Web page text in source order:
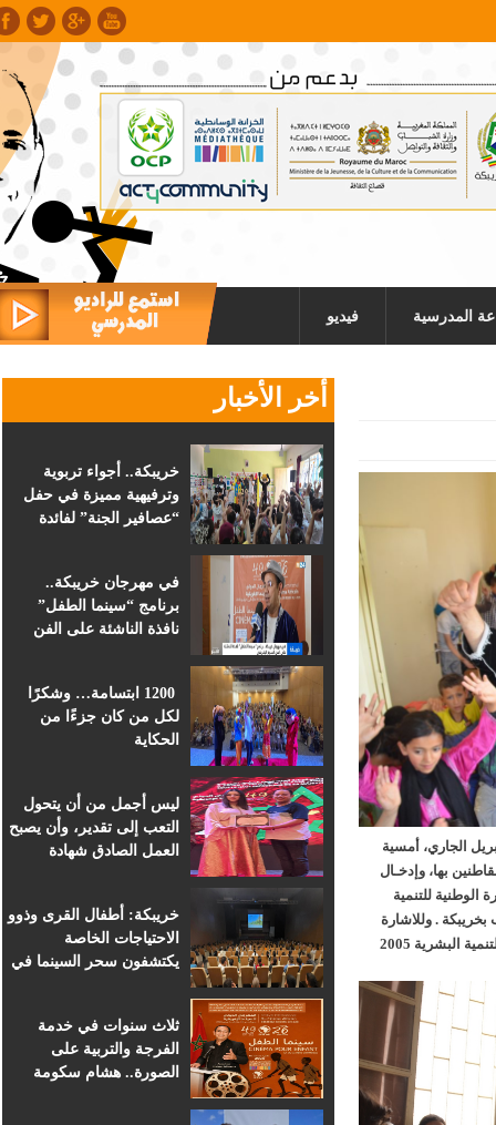
المدرسية فيديو
أخر الأخبار
خريبكة.. أجواء تربوية
وترفيهية مميزة في حفل
“عصافير الجنة” لفائدة
في مهرجان خريبكة..
برنامج “سينما الطفل”
نافذة الناشئة على الفن
1200 ابتسامة… وشكرًا
لكل من كان جزءًا من
الحكاية
ليس أجمل من أن يتحول
التعب إلى تقدير، وأن يصبح
العمل الصادق شهادة
خريبكة: أطفال القرى وذوو
الاحتياجات الخاصة
يكتشفون سحر السينما في
ثلاث سنوات في خدمة
الفرجة والتربية على
الصورة.. هشام سكومة
بخريبكة، عشية يوم الاربعاء 12 من ابريل الجاري، أمسية
بها، وإدخـال
للتنمية
. وللاشارة
يعتبر هدا المركز من المراكز الاولى المشيدة في الاطار المبادرة الوطنية للتنمية البشرية 2005